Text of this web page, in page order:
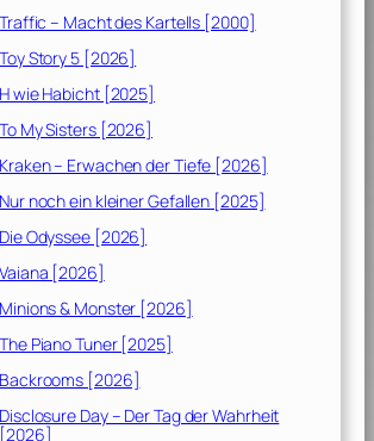
Traffic – Macht des Kartells [2000]
Toy Story 5 [2026]
H wie Habicht [2025]
To My Sisters [2026]
Kraken – Erwachen der Tiefe [2026]
Nur noch ein kleiner Gefallen [2025]
Die Odyssee [2026]
Vaiana [2026]
Minions & Monster [2026]
The Piano Tuner [2025]
Backrooms [2026]
Disclosure Day – Der Tag der Wahrheit
[2026]